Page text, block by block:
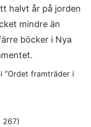
halvt år på jorden
mindre än
böcker i Nya
”Ordet framträder i
267)